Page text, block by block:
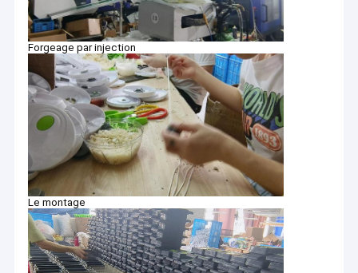
Forgeage par injection
Le montage